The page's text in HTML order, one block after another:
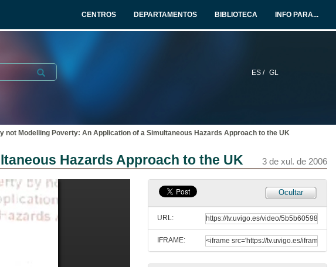
CENTROS DEPARTAMENTOS BIBLIOTECA INFO PARA...
ES / GL
Submit
not Modelling Poverty: An Application of a Simultaneous Hazards Approach to the UK
Hazards Approach to the UK 3 de xul. de 2006
Ocultar
URL:
IFRAME:
Benvida ós asistentes e presentación da xornada
PRESENTATION OF WORKSHOP
3 de xul. de 2006